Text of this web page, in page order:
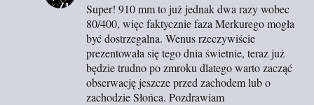
Super! 910 mm to już jednak dwa razy wobec
80/400, więc faktycznie faza Merkurego mogła
być dostrzegalna. Wenus rzeczywiście
prezentowała się tego dnia świetnie, teraz już
będzie trudno po zmroku dlatego warto zacząć
obserwację jeszcze przed zachodem lub o
zachodzie Słońca. Pozdrawiam